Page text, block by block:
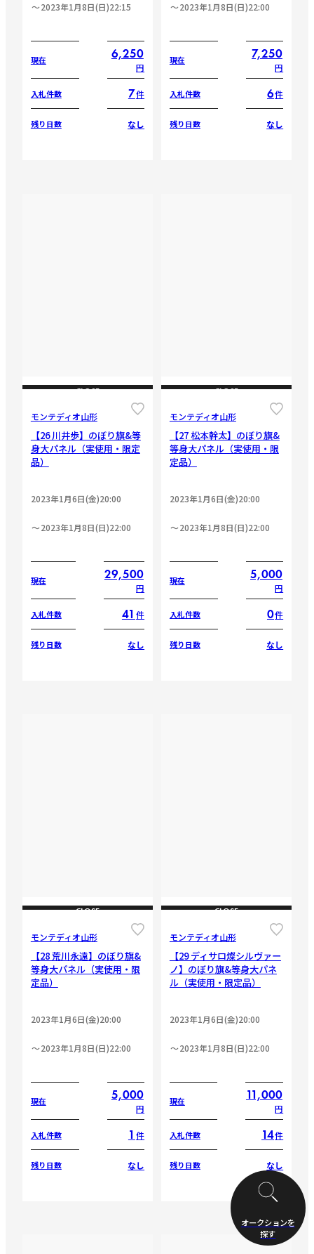
2023年1月8日(日)22:15
現在 6,250
円
入札件数 7件
残り日数 なし
2023年1月8日(日)22:00
現在 7,250
円
入札件数 6件
残り日数 なし
CLOSE
モンテディオ山形
【26 川井歩】のぼり旗&等
身大パネル（実使用・限定
品）
2023年1月6日(金)20:00
2023年1月8日(日)22:00
現在 29,500
円
入札件数 41 件
残り日数 なし
CLOSE
モンテディオ山形
【27 松本幹太】のぼり旗&
等身大パネル（実使用・限
定品）
2023年1月6日(金)20:00
2023年1月8日(日)22:00
現在 5,000
円
入札件数 0件
残り日数 なし
CLOSE
モンテディオ山形
【28 荒川永遠】のぼり旗&
等身大パネル（実使用・限
定品）
2023年1月6日(金)20:00
2023年1月8日(日)22:00
現在 5,000
円
入札件数 1 件
残り日数 なし
CLOSE
モンテディオ山形
【29 ディサロ燦シルヴァー
ノ】のぼり旗&等身大パネ
ル（実使用・限定品）
2023年1月6日(金)20:00
2023年1月8日(日)22:00
現在 11,000
円
入札件数 14件
残り日数 なし
オークションを
探す